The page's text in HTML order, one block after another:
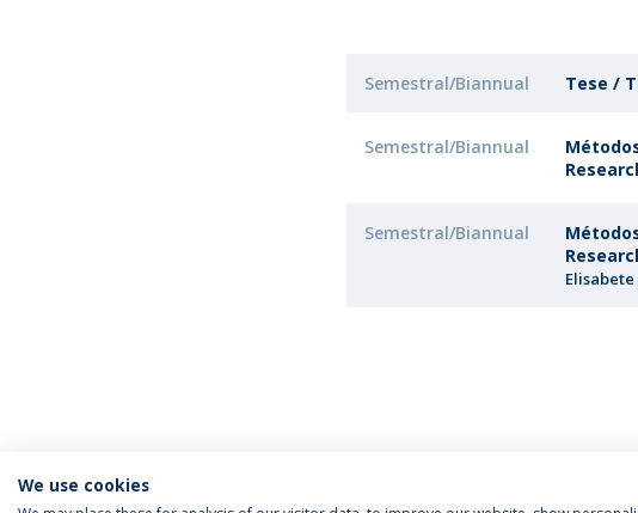
Semestral/Biannual
Tese /
Semestral/Biannual
Semestral/Biannual
We use cookies